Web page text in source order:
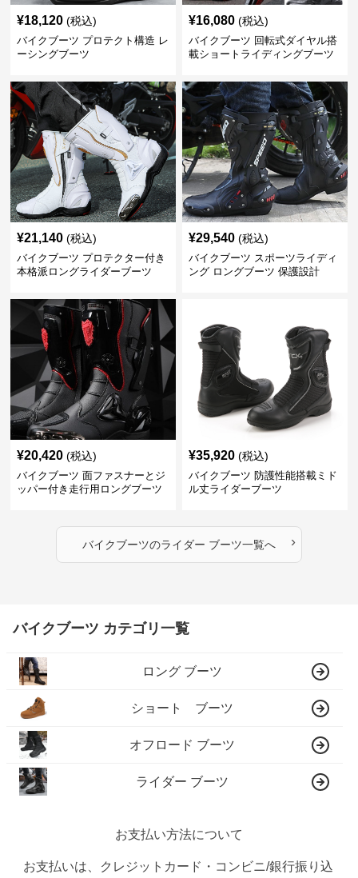
¥18,120 (税込)
バイクブーツ プロテクト構造 レ
ーシングブーツ
¥16,080 (税込)
バイクブーツ 回転式ダイヤル搭
載ショートライディングブーツ
¥21,140 (税込)
バイクブーツ プロテクター付き
本格派ロングライダーブーツ
¥29,540 (税込)
バイクブーツ スポーツライディ
ング ロングブーツ 保護設計
¥20,420 (税込)
バイクブーツ 面ファスナーとジ
ッパー付き走行用ロングブーツ
¥35,920 (税込)
バイクブーツ 防護性能搭載ミド
ル丈ライダーブーツ
バイクブーツのライダー ブーツ一覧へ ›
バイクブーツ カテゴリ一覧
ロング ブーツ
ショート ブーツ
オフロード ブーツ
ライダー ブーツ
お支払い方法について
お支払いは、クレジットカード・コンビニ/銀行振り込